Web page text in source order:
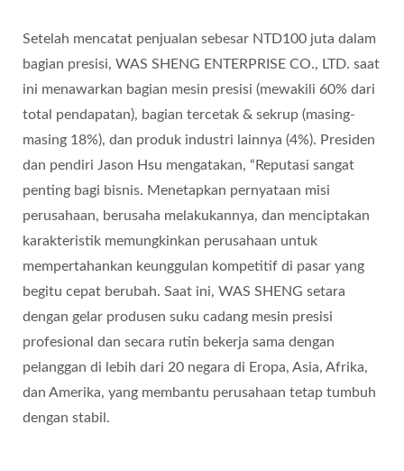
Setelah mencatat penjualan sebesar NTD100 juta dalam
bagian presisi, WAS SHENG ENTERPRISE CO., LTD. saat
ini menawarkan bagian mesin presisi (mewakili 60% dari
total pendapatan), bagian tercetak & sekrup (masing-
masing 18%), dan produk industri lainnya (4%). Presiden
dan pendiri Jason Hsu mengatakan, “Reputasi sangat
penting bagi bisnis. Menetapkan pernyataan misi
perusahaan, berusaha melakukannya, dan menciptakan
karakteristik memungkinkan perusahaan untuk
mempertahankan keunggulan kompetitif di pasar yang
begitu cepat berubah. Saat ini, WAS SHENG setara
dengan gelar produsen suku cadang mesin presisi
profesional dan secara rutin bekerja sama dengan
pelanggan di lebih dari 20 negara di Eropa, Asia, Afrika,
dan Amerika, yang membantu perusahaan tetap tumbuh
dengan stabil.